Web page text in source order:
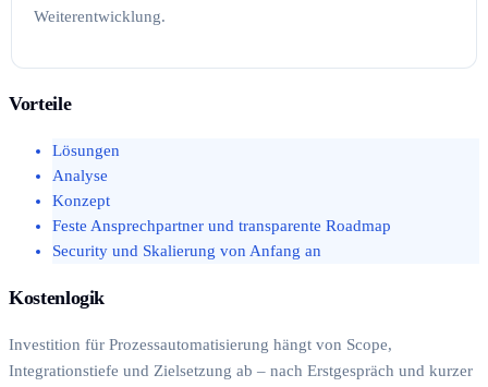
Weiterentwicklung.
Vorteile
Lösungen
Analyse
Konzept
Feste Ansprechpartner und transparente Roadmap
Security und Skalierung von Anfang an
Kostenlogik
Investition für Prozessautomatisierung hängt von Scope,
Integrationstiefe und Zielsetzung ab – nach Erstgespräch und kurzer